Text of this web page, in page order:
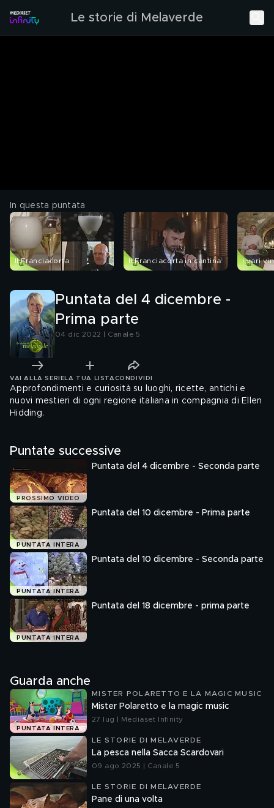
Le storie di Melaverde
In questa puntata
Il Franciacorta Il Franciacorta in cantina I vari
Puntata del 4 dicembre -
Prima parte
04 dic 2022 | Canale 5
VAI ALLA SERIE LA TUA LISTA CONDIVIDI
Approfondimenti e curiosità su luoghi, ricette, antichi e
nuovi mestieri di ogni regione italiana in compagnia di Ellen
Hidding.
Puntate successive
PROSSIMO VIDEO
Puntata del 4 dicembre - Seconda parte
PUNTATA INTERA
Puntata del 10 dicembre - Prima parte
PUNTATA INTERA
Puntata del 10 dicembre - Seconda parte
PUNTATA INTERA
Puntata del 18 dicembre - prima parte
Guarda anche
PUNTATA INTERA
MISTER POLARETTO E LA MAGIC MUSIC
Mister Polaretto e la magic music
27 lug | Mediaset Infinity
LE STORIE DI MELAVERDE
La pesca nella Sacca Scardovari
09 ago 2025 | Canale 5
LE STORIE DI MELAVERDE
Pane di una volta